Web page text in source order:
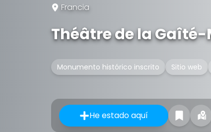
Francia
Théâtre de la
Monumento histórico inscrito Sitio web
He estado aquí